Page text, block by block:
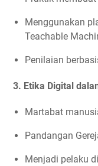
Menggunakan
Teachable
Penilaian
3. Etika Digital
Martabat
Pandangan
Menjadi pelaku